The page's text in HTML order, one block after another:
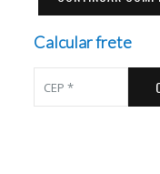
Calcular frete